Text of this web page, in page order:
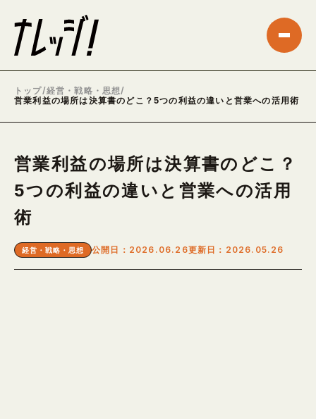
トップ/経営・戦略・思想/
営業利益の場所は決算書のどこ？5つの利益の違いと営業への活用術
営業利益の場所は決算書のどこ？
5つの利益の違いと営業への活用
術
経営・戦略・思想 公開日：2026.06.26更新日：2026.05.26